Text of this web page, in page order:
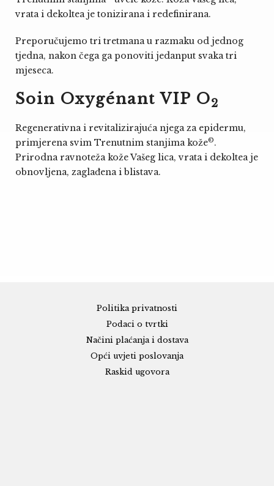
vrata i dekoltea je tonizirana i redefinirana.
Preporučujemo tri tretmana u razmaku od jednog
tjedna, nakon čega ga ponoviti jedanput svaka tri
mjeseca.
Soin Oxygénant VIP O2
Regenerativna i revitalizirajuća njega za epidermu,
primjerena svim Trenutnim stanjima kože©.
Prirodna ravnoteža kože Vašeg lica, vrata i dekoltea je
obnovljena, zaglađena i blistava.
Politika privatnosti
Podaci o tvrtki
Načini plaćanja i dostava
Opći uvjeti poslovanja
Raskid ugovora